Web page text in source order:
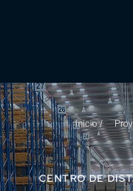
Inicio /
CENTRO DE